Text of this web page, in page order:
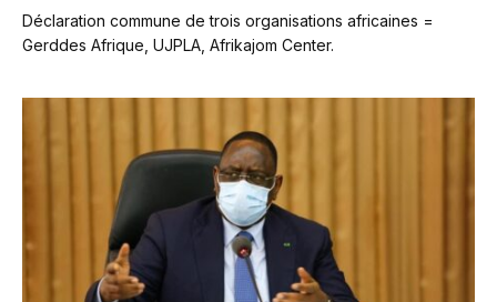
Déclaration commune de trois organisations africaines =
Gerddes Afrique, UJPLA, Afrikajom Center.